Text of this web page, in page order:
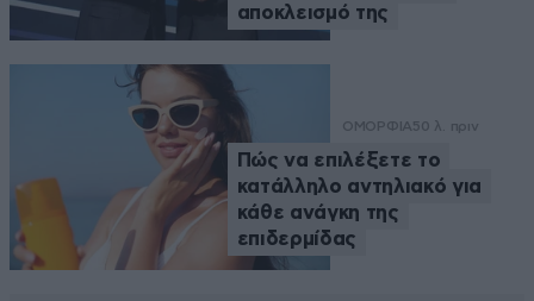
αποκλεισμό της
ΟΜΟΡΦΙΑ50 λ. πριν
Πώς να επιλέξετε το
κατάλληλο αντηλιακό για
κάθε ανάγκη της
επιδερμίδας